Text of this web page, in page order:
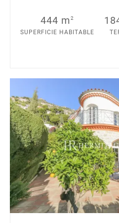
444 m2
SUPERFICIE HABITABLE